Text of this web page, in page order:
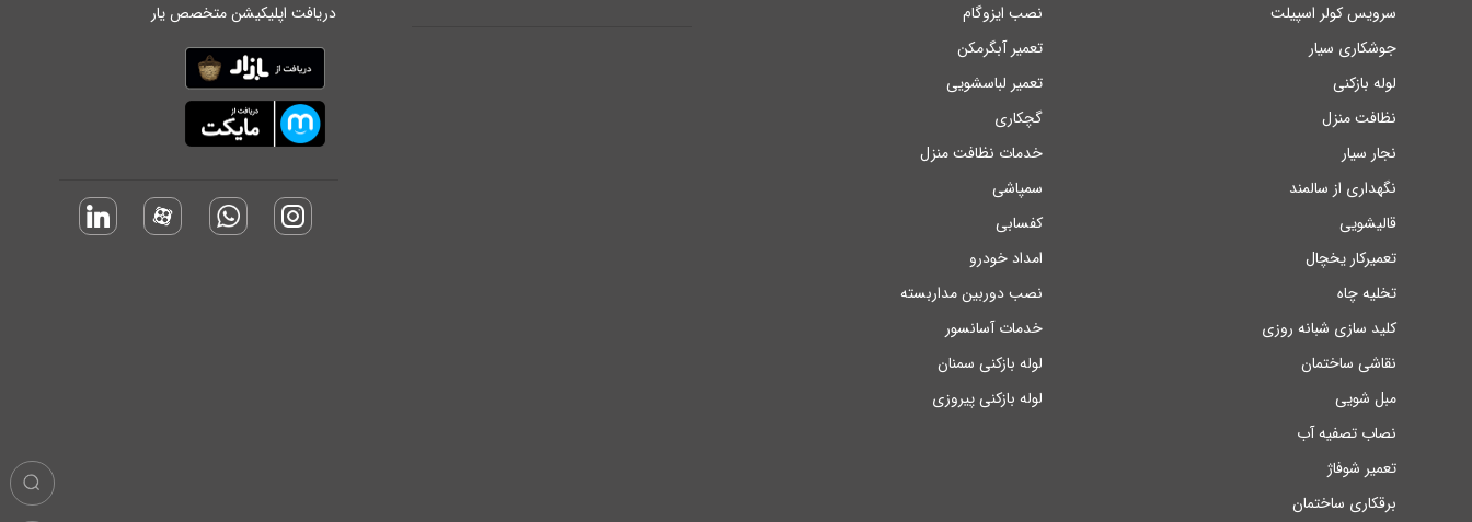
سرویس کولر اسپیلت
جوشکاری سیار
لوله بازکنی
نظافت منزل
نجار سیار
نگهداری از سالمند
قالیشویی
تعمیرکار یخچال
تخلیه چاه
کلید سازی شبانه روزی
نقاشی ساختمان
مبل شویی
نصاب تصفیه آب
تعمیر شوفاژ
برقکاری ساختمان
نصب ایزوگام
تعمیر آبگرمکن
تعمیر لباسشویی
گچکاری
خدمات نظافت منزل
سمپاشی
کفسابی
امداد خودرو
نصب دوربین مداربسته
خدمات آسانسور
لوله بازکنی سمنان
لوله بازکنی پیروزی
دریافت اپلیکیشن متخصص یار